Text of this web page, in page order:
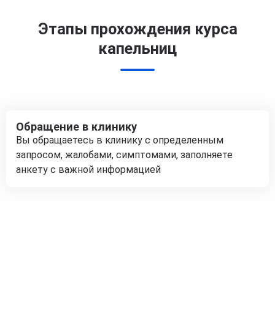
Этапы прохождения курса
капельниц
Обращение в клинику
Вы обращаетесь в клинику с определенным
запросом, жалобами, симптомами, заполняете
анкету с важной информацией